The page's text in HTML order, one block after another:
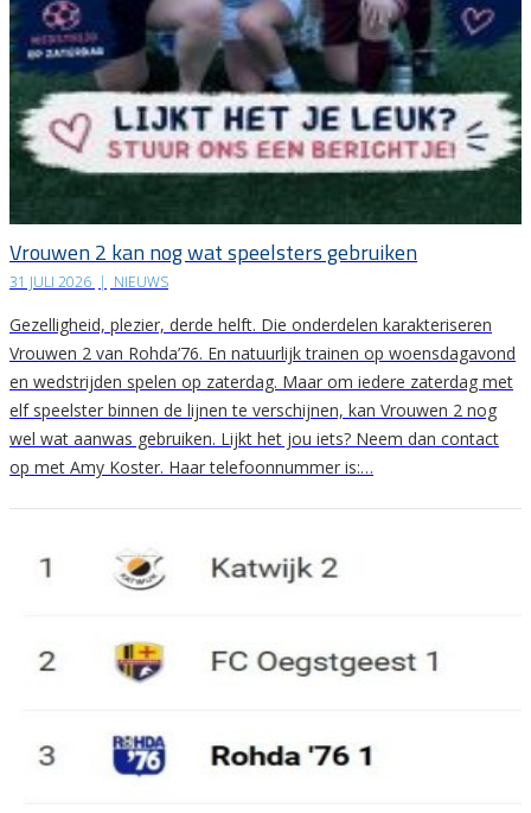
Vrouwen 2 kan nog wat speelsters gebruiken
31 JULI 2026 | NIEUWS
Gezelligheid, plezier, derde helft. Die onderdelen karakteriseren
Vrouwen 2 van Rohda’76. En natuurlijk trainen op woensdagavond
en wedstrijden spelen op zaterdag. Maar om iedere zaterdag met
elf speelster binnen de lijnen te verschijnen, kan Vrouwen 2 nog
wel wat aanwas gebruiken. Lijkt het jou iets? Neem dan contact
op met Amy Koster. Haar telefoonnummer is:…